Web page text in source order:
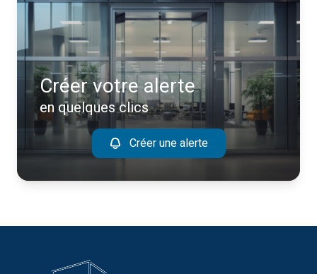
Créer votre alerte
en quelques clics
Créer une alerte